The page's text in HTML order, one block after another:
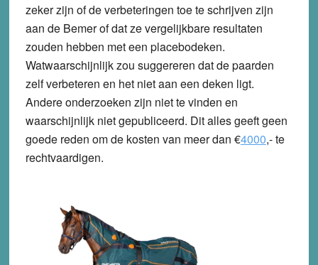
zeker zijn of de verbeteringen toe te schrijven zijn
aan de Bemer of dat ze vergelijkbare resultaten
zouden hebben met een placebodeken.
Watwaarschijnlijk zou suggereren dat de paarden
zelf verbeteren en het niet aan een deken ligt.
Andere onderzoeken zijn niet te vinden en
waarschijnlijk niet gepubliceerd. Dit alles geeft geen
goede reden om de kosten van meer dan €4000,- te
rechtvaardigen.